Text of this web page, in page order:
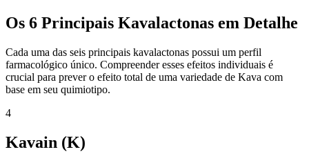
Os 6 Principais Kavalactonas em Detalhe
Cada uma das seis principais kavalactonas possui um perfil
farmacológico único. Compreender esses efeitos individuais é
crucial para prever o efeito total de uma variedade de Kava com
base em seu quimiotipo.
4
Kavain (K)